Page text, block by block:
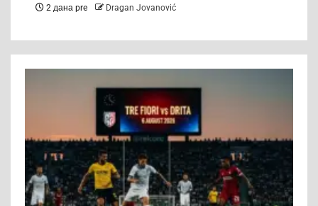
2 дана pre Dragan Jovanović